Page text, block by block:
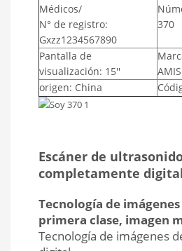
Médicos/
N° de registro:
Gxzz1234567890
370
Pantalla de
visualización: 15''
origen: China
Escáner de
completamente digital
Tecnología de
primera clase, imagen
Tecnología de imágenes